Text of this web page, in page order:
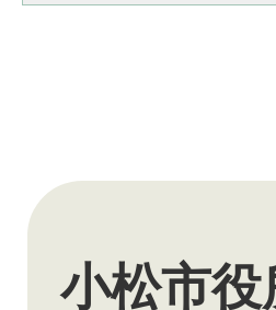
小松市役